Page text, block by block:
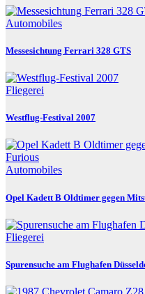
Automobiles
Messesichtung Ferrari 328 GTS
Fliegerei
Westflug-Festival 2007
Automobiles
Opel Kadett B Oldtimer gegen
Fliegerei
Spurensuche am Flughafen